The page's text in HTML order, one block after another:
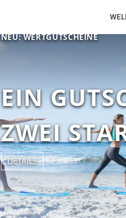
NEU: WERTGUTSCHEINE
EIN
ZWEI
DETAILS